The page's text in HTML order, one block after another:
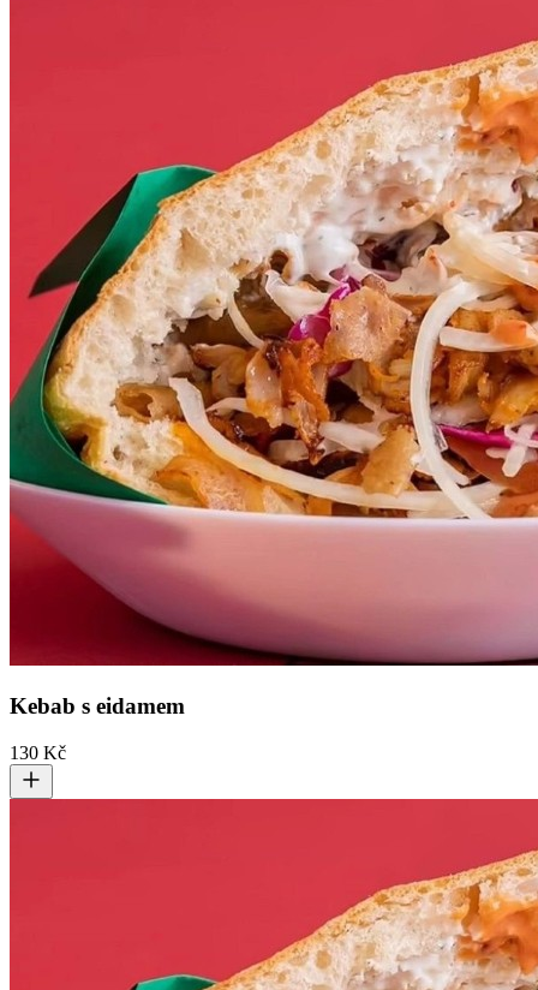
Kebab s eidamem
130 Kč